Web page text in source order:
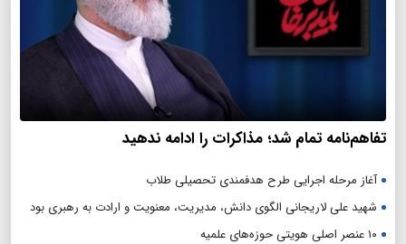
تفاهم‌نامه تمام شد؛ مذاکرات را ادامه ندهید
آغاز مرحله اجرایی طرح هدفمندی تحصیلی طلاب
شهید علی لاریجانی الگوی دانش، مدیریت، معنویت و ارادت به رهبری بود
۱۰ عنصر اصلی هویتی حوزه‌های علمیه